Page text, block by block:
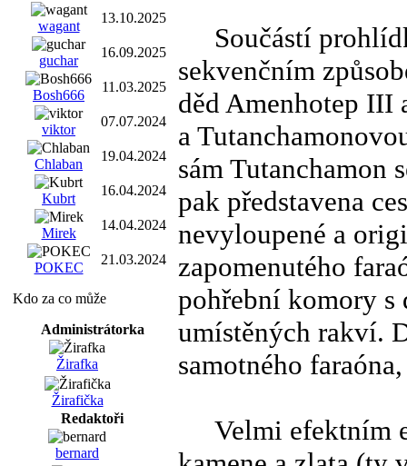
wagant
13.10.2025
guchar
16.09.2025
Bosh666
11.03.2025
viktor
07.07.2024
Chlaban
19.04.2024
Kubrt
16.04.2024
Mirek
14.04.2024
POKEC
21.03.2024
Kdo za co může
Administrátorka
Žirafka
Žirafička
Redaktoři
bernard
Součástí
sekvenčním
děd Amenhotep III
a
sám Tutanchamon
pak představena
nevyloupené a
zapomenutého
pohřební komory s
umístěných rakví.
samotného
Velmi efektním